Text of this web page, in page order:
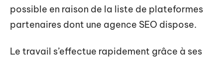
possible en raison de la liste de plateformes
partenaires dont une agence SEO dispose.
Le travail s’effectue rapidement grâce à ses